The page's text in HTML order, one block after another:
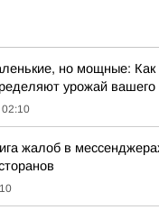
но мощные: Как
урожай вашего
02:10
жалоб в